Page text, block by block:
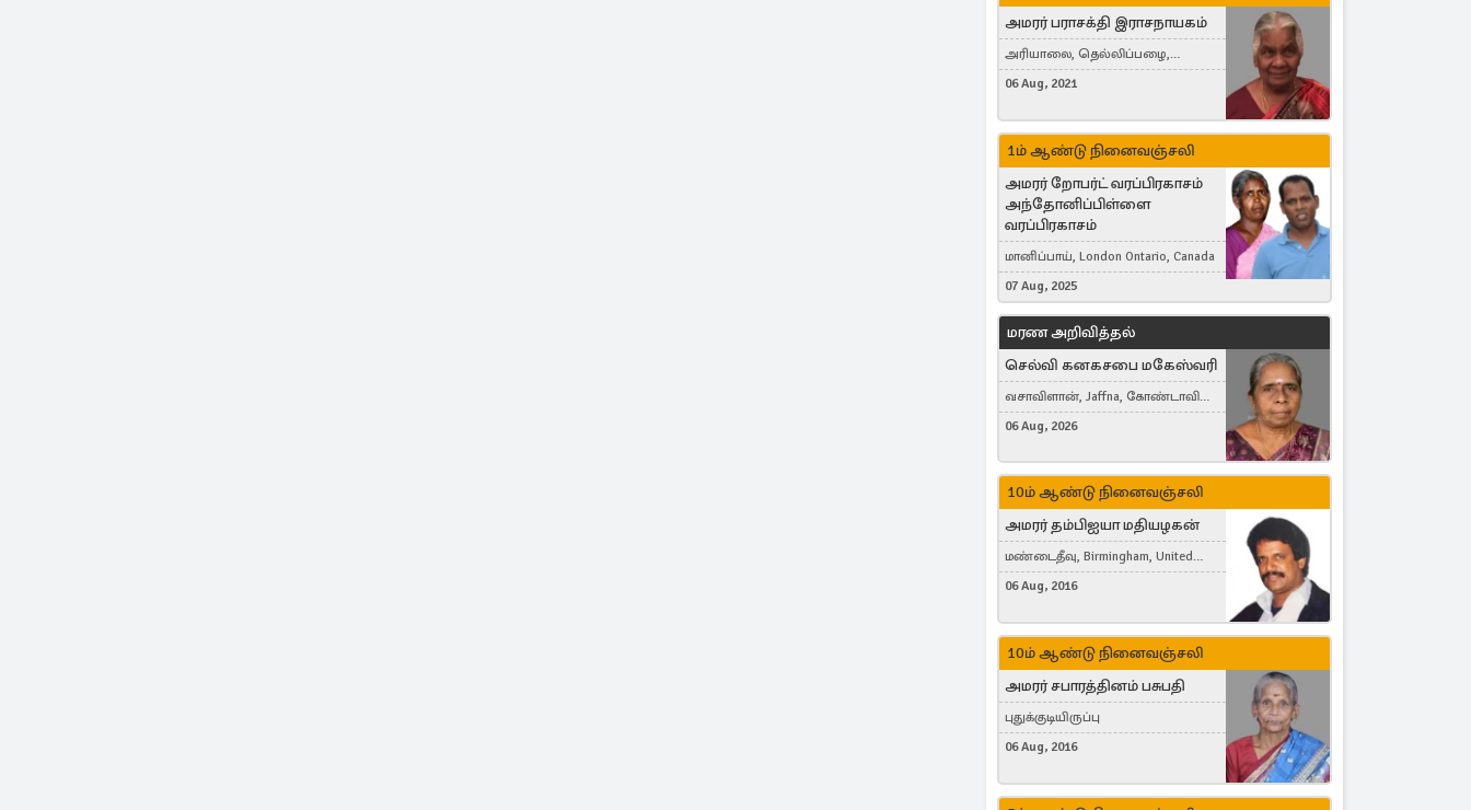
அமரர் பராசக்தி இராசநாயகம்
அரியாலை, தெல்லிப்பழை,
Montreal, Canada
06 Aug, 2021
1ம் ஆண்டு நினைவஞ்சலி
அமரர் றோபர்ட் வரப்பிரகாசம்
அந்தோனிப்பிள்ளை
வரப்பிரகாசம்
மானிப்பாய், London Ontario, Canada
07 Aug, 2025
மரண அறிவித்தல்
செல்வி கனகசபை மகேஸ்வரி
வசாவிளான், Jaffna, கோண்டாவில்
கிழக்கு
06 Aug, 2026
10ம் ஆண்டு நினைவஞ்சலி
அமரர் தம்பிஐயா மதியழகன்
மண்டைதீவு, Birmingham, United
Kingdom
06 Aug, 2016
10ம் ஆண்டு நினைவஞ்சலி
அமரர் சபாரத்தினம் பசுபதி
புதுக்குடியிருப்பு
06 Aug, 2016